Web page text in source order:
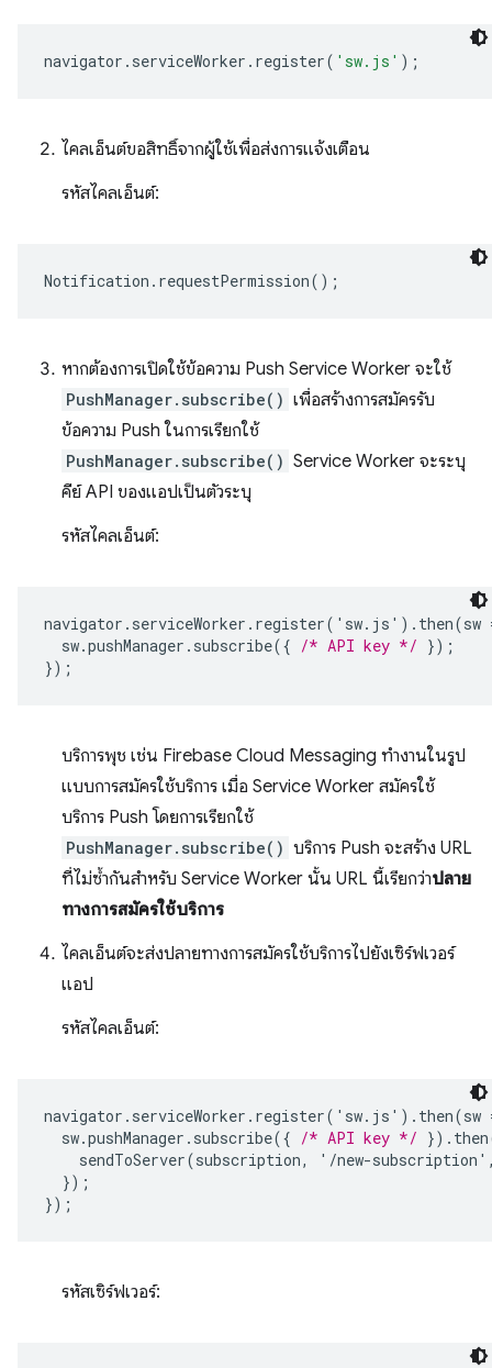
navigator . serviceWorker . register( 'sw.js' );
ไคลเอ็นต์ขอสิทธิ์จากผู้ใช้เพื่อส่งการแจ้งเตือน
รหัสไคลเอ็นต์:
Notification . requestPermission();
หากต้องการเปิดใช้ข้อความ Push Service Worker จะใช้
PushManager.subscribe() เพื่อสร้างการสมัครรับ
ข้อความ Push ในการเรียกใช้
PushManager.subscribe() Service Worker จะระบุ
คีย์ API ของแอปเป็นตัวระบุ
รหัสไคลเอ็นต์:
navigator . serviceWorker . register(' sw. js '). then(sw
sw.pushManager . subscribe({ /* API key */ });
});
บริการพุช เช่น Firebase Cloud Messaging ทำงานในรูป
แบบการสมัครใช้บริการ เมื่อ Service Worker สมัครใช้
บริการ Push โดยการเรียกใช้
PushManager.subscribe() บริการ Push จะสร้าง URL
ที่ไม่ซ้ำกันสำหรับ Service Worker นั้น URL นี้เรียกว่าปลาย
ทางการสมัครใช้บริการ
ไคลเอ็นต์จะส่งปลายทางการสมัครใช้บริการไปยังเซิร์ฟเวอร์
แอป
รหัสไคลเอ็นต์:
navigator . serviceWorker . register(' sw. js '). then(sw
sw.pushManager . subscribe({ /* API key */ }). then
sendToServer(subscription, ' /new-subscription
});
});
รหัสเซิร์ฟเวอร์: